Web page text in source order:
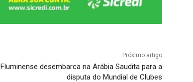
Próximo artigo
Fluminense desembarca na Arábia Saudita para a
disputa do Mundial de Clubes